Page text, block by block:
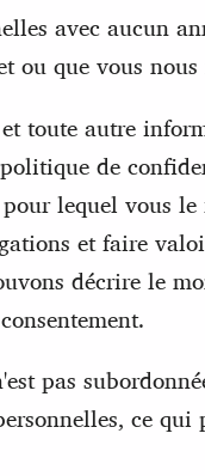
avec aucun
ou que vous
autre
de
lequel vous le
et faire
décrire le
pas
ce